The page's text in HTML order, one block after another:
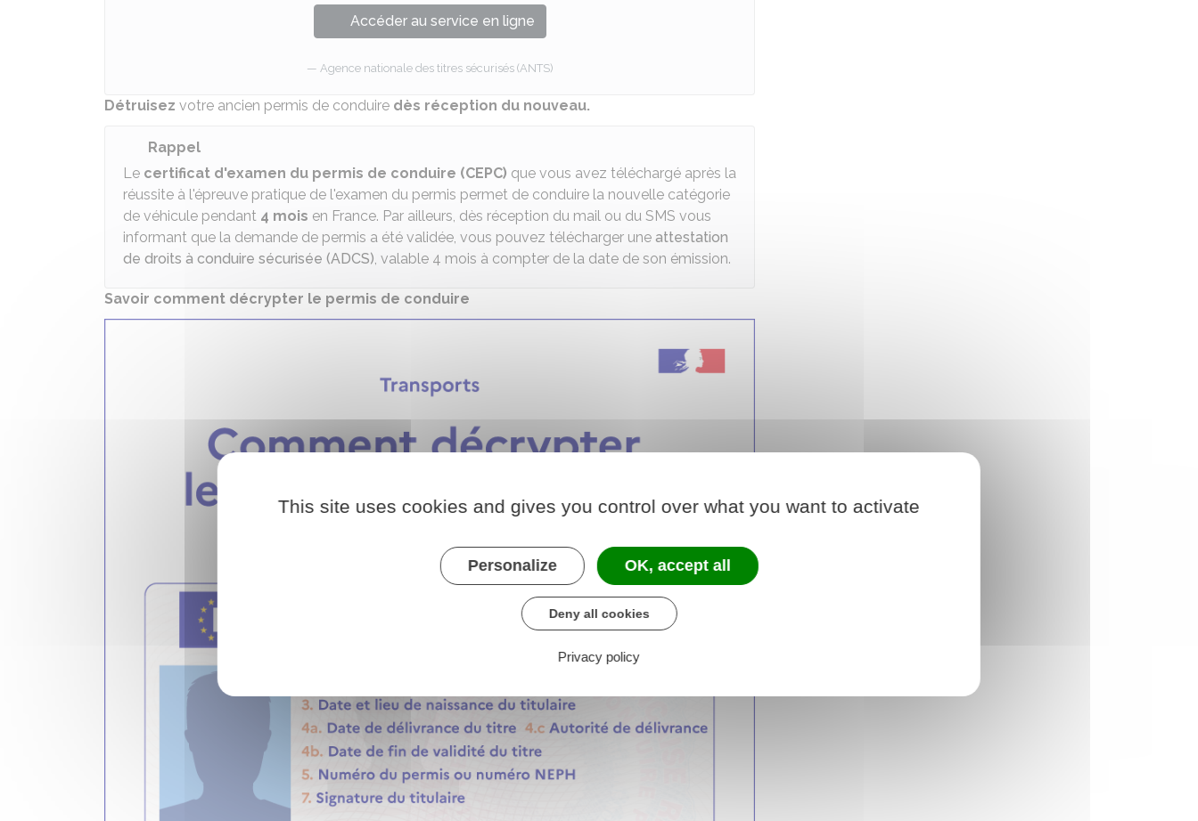
Accéder au service en ligne
Agence nationale des titres sécurisés (ANTS)
Détruisez votre ancien permis de conduire dès réception du nouveau.
Rappel
Le certificat d'examen du permis de conduire (CEPC) que vous avez téléchargé après la
réussite à l'épreuve pratique de l'examen du permis permet de conduire la nouvelle catégorie
de véhicule pendant 4 mois en France. Par ailleurs, dès réception du mail ou du SMS vous
informant que la demande de permis a été validée, vous pouvez télécharger une attestation
de droits à conduire sécurisée (ADCS), valable 4 mois à compter de la date de son émission.
Savoir comment décrypter le permis de conduire
This site uses cookies and gives you control over what you want to activate
Personalize OK, accept all
Deny all cookies
Privacy policy